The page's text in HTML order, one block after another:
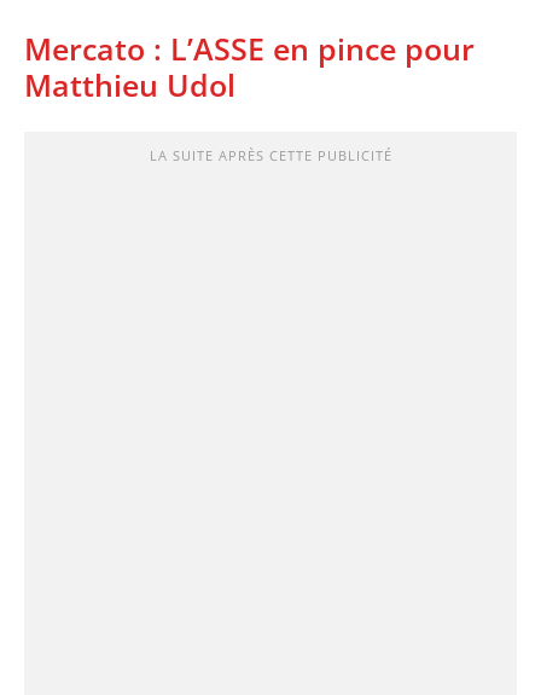
Mercato : L’ASSE en pince pour
Matthieu Udol
LA SUITE APRÈS CETTE PUBLICITÉ